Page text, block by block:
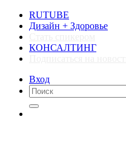
RUTUBE
Дизайн + Здоровье
КОНСАЛТИНГ
Вход